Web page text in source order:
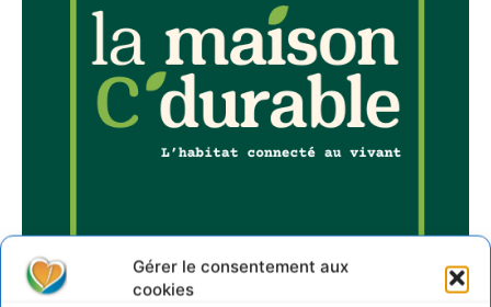
Gérer le consentement aux
cookies